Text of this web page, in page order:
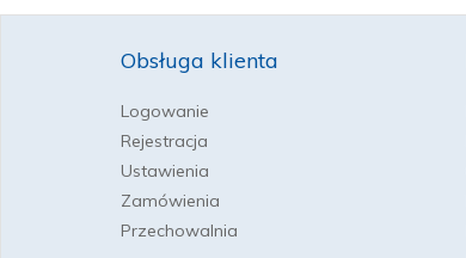
Obsługa klienta
Logowanie
Rejestracja
Ustawienia
Zamówienia
Przechowalnia